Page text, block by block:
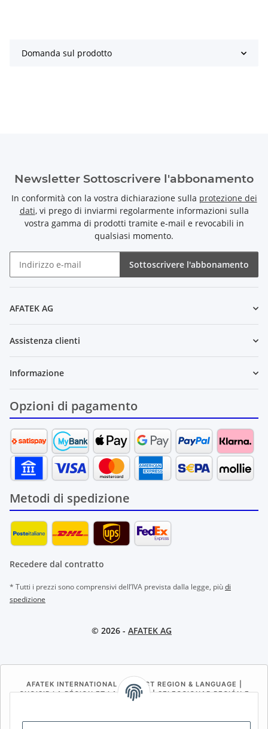
Domanda sul prodotto
Newsletter Sottoscrivere l'abbonamento
In conformità con la vostra dichiarazione sulla protezione dei
dati, vi prego di inviarmi regolarmente informazioni sulla
vostra gamma di prodotti tramite e-mail e revocabili in
qualsiasi momento.
Sottoscrivere l'abbonamento
AFATEK AG
Assistenza clienti
Informazione
Opzioni di pagamento
Metodi di spedizione
Recedere dal contratto
* Tutti i prezzi sono comprensivi dell’IVA prevista dalla legge, piùdi
spedizione
© 2026 - AFATEK AG
AFATEK INTERNATIONAL – SELECT REGION & LANGUAGE |
CHOISIR LA RÉGION ET LA LANGUE | SELECCIONAR REGIÓN E
IDIOMA